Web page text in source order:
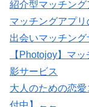
紹介型マッチン
マッチングアプリ
出会いマッチン
【Photojoy】マ
影サービス
大人のための恋